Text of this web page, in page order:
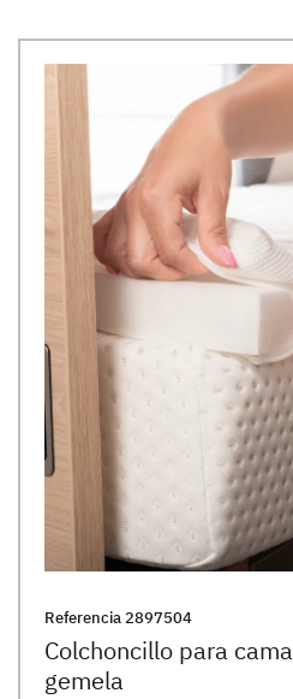
Referencia2897504
Colchoncillo para cama
gemela